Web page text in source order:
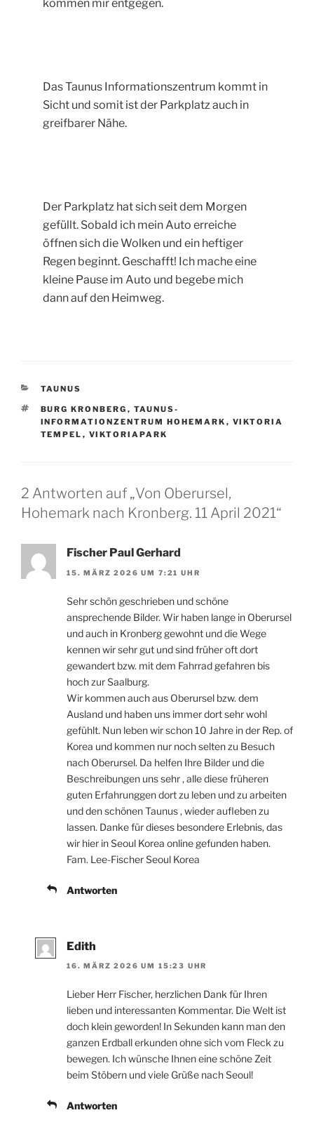
kommen mir entgegen.
Das Taunus Informationszentrum kommt in
Sicht und somit ist der Parkplatz auch in
greifbarer Nähe.
Der Parkplatz hat sich seit dem Morgen
gefüllt. Sobald ich mein Auto erreiche
öffnen sich die Wolken und ein heftiger
Regen beginnt. Geschafft! Ich mache eine
kleine Pause im Auto und begebe mich
dann auf den Heimweg.
KATEGORIEN
TAUNUS
SCHLAGWÖRTER
BURG KRONBERG , TAUNUS-
INFORMATIONZENTRUM HOHEMARK , VIKTORIA
TEMPEL , VIKTORIAPARK
2 Antworten auf „Von Oberursel,
Hohemark nach Kronberg. 11 April 2021“
Fischer Paul Gerhard
15. MÄRZ 2026 UM 7:21 UHR
Sehr schön geschrieben und schöne
ansprechende Bilder. Wir haben lange in Oberursel
und auch in Kronberg gewohnt und die Wege
kennen wir sehr gut und sind früher oft dort
gewandert bzw. mit dem Fahrrad gefahren bis
hoch zur Saalburg.
Wir kommen auch aus Oberursel bzw. dem
Ausland und haben uns immer dort sehr wohl
gefühlt. Nun leben wir schon 10 Jahre in der Rep. of
Korea und kommen nur noch selten zu Besuch
nach Oberursel. Da helfen Ihre Bilder und die
Beschreibungen uns sehr , alle diese früheren
guten Erfahrunggen dort zu leben und zu arbeiten
und den schönen Taunus , wieder aufleben zu
lassen. Danke für dieses besondere Erlebnis, das
wir hier in Seoul Korea online gefunden haben.
Fam. Lee-Fischer Seoul Korea
Antworten
Edith
16. MÄRZ 2026 UM 15:23 UHR
Lieber Herr Fischer, herzlichen Dank für Ihren
lieben und interessanten Kommentar. Die Welt ist
doch klein geworden! In Sekunden kann man den
ganzen Erdball erkunden ohne sich vom Fleck zu
bewegen. Ich wünsche Ihnen eine schöne Zeit
beim Stöbern und viele Grüße nach Seoul!
Antworten